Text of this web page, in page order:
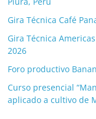
Gira Técnica Café
Gira Técnica
2026
Foro productivo
Curso presencial
aplicado a cultivo de